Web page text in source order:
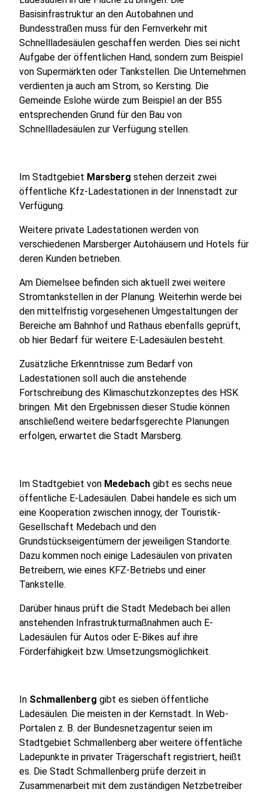
Basisinfrastruktur an den Autobahnen und
Bundesstraßen muss für den Fernverkehr mit
Schnellladesäulen geschaffen werden. Dies sei nicht
Aufgabe der öffentlichen Hand, sondern zum Beispiel
von Supermärkten oder Tankstellen. Die Unternehmen
verdienten ja auch am Strom, so Kersting. Die
Gemeinde Eslohe würde zum Beispiel an der B55
entsprechenden Grund für den Bau von
Schnellladesäulen zur Verfügung stellen.
Im Stadtgebiet Marsberg stehen derzeit zwei
öffentliche Kfz-Ladestationen in der Innenstadt zur
Verfügung.
Weitere private Ladestationen werden von
verschiedenen Marsberger Autohäusern und Hotels für
deren Kunden betrieben.
Am Diemelsee befinden sich aktuell zwei weitere
Stromtankstellen in der Planung. Weiterhin werde bei
den mittelfristig vorgesehenen Umgestaltungen der
Bereiche am Bahnhof und Rathaus ebenfalls geprüft,
ob hier Bedarf für weitere E-Ladesäulen besteht.
Zusätzliche Erkenntnisse zum Bedarf von
Ladestationen soll auch die anstehende
Fortschreibung des Klimaschutzkonzeptes des HSK
bringen. Mit den Ergebnissen dieser Studie können
anschließend weitere bedarfsgerechte Planungen
erfolgen, erwartet die Stadt Marsberg.
Im Stadtgebiet von Medebach gibt es sechs neue
öffentliche E-Ladesäulen. Dabei handele es sich um
eine Kooperation zwischen innogy, der Touristik-
Gesellschaft Medebach und den
Grundstückseigentümern der jeweiligen Standorte.
Dazu kommen noch einige Ladesäulen von privaten
Betreibern, wie eines KFZ-Betriebs und einer
Tankstelle.
Darüber hinaus prüft die Stadt Medebach bei allen
anstehenden Infrastrukturmaßnahmen auch E-
Ladesäulen für Autos oder E-Bikes auf ihre
Förderfähigkeit bzw. Umsetzungsmöglichkeit.
In Schmallenberg gibt es sieben öffentliche
Ladesäulen. Die meisten in der Kernstadt. In Web-
Portalen z. B. der Bundesnetzagentur seien im
Stadtgebiet Schmallenberg aber weitere öffentliche
Ladepunkte in privater Trägerschaft registriert, heißt
es. Die Stadt Schmallenberg prüfe derzeit in
Zusammenarbeit mit dem zuständigen Netzbetreiber